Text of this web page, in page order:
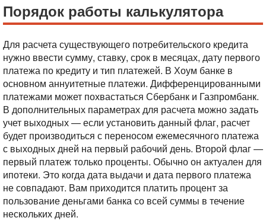
Порядок работы калькулятора
Для расчета существующего потребительского кредита
нужно ввести сумму, ставку, срок в месяцах, дату первого
платежа по кредиту и тип платежей. В Хоум банке в
основном аннуитетные платежи. Дифференцированными
платежами может похвастаться Сбербанк и Газпромбанк.
В дополнительных параметрах для расчета можно задать
учет выходных — если установить данный флаг, расчет
будет производиться с переносом ежемесячного платежа
с выходных дней на первый рабочий день. Второй флаг —
первый платеж только проценты. Обычно он актуален для
ипотеки. Это когда дата выдачи и дата первого платежа
не совпадают. Вам приходится платить процент за
пользование деньгами банка со всей суммы в течение
нескольких дней.